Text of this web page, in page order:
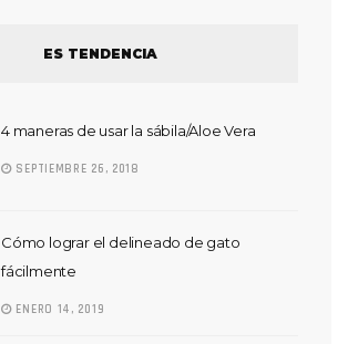
ES TENDENCIA
4 maneras de usar la sábila/Aloe Vera
SEPTIEMBRE 26, 2018
Cómo lograr el delineado de gato
fácilmente
ENERO 14, 2019